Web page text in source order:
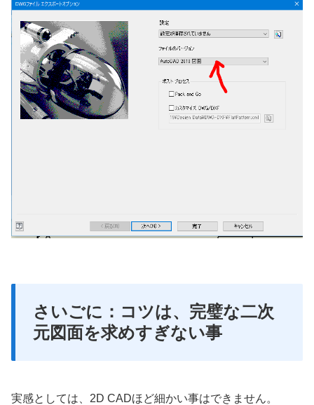
さいごに：コツは、完璧な二次
元図面を求めすぎない事
実感としては、2D CADほど細かい事はできません。